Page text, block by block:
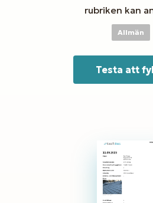
rubriken kan
Allmän
Testa att